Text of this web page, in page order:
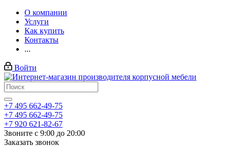
О компании
Услуги
Как купить
Контакты
...
Войти
+7 495 662-49-75
+7 495 662-49-75
+7 920 621-82-67
Звоните с 9:00 до 20:00
Заказать звонок